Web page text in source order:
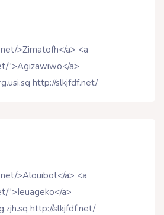
>Zimatofh</a> <a
">Agizawiwo</a>
http://slkjfdf.net/
>Alouibot</a> <a
">Ieuageko</a>
http://slkjfdf.net/